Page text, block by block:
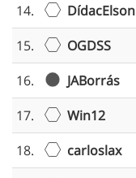
14.
DídacElson
15.
OGDSS
16.
JABorrás
17.
Win12
18.
carloslax